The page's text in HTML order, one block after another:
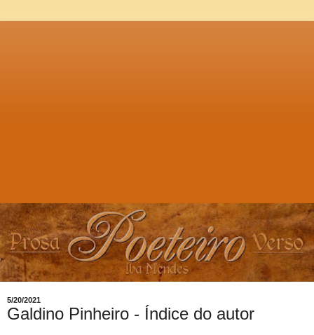
5/20/2021
Galdino Pinheiro - Índice do autor